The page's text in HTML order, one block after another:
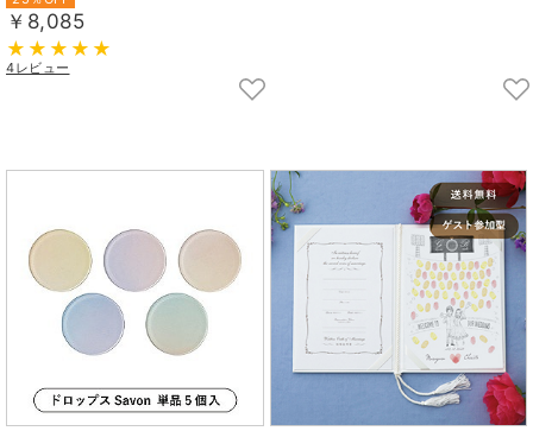
￥8,085
4レビュー